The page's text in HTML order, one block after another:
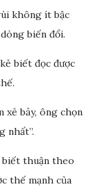
không ít bậc
biến đổi.
biết đọc được
xẻ bảy, ông chọn
nhất”.
biết thuận theo
thế mạnh của